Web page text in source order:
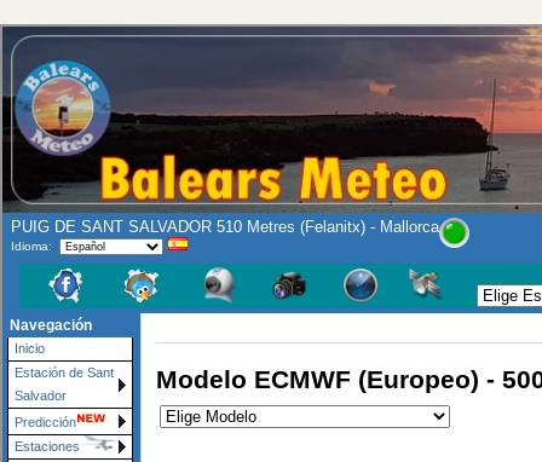
PUIG DE SANT SALVADOR 510 Metres (Felanitx) - Mallorca
Idioma:
Navegación
Inicio
Estación de Sant
Salvador
Predicción
Estaciones
Modelo ECMWF (Europeo) -